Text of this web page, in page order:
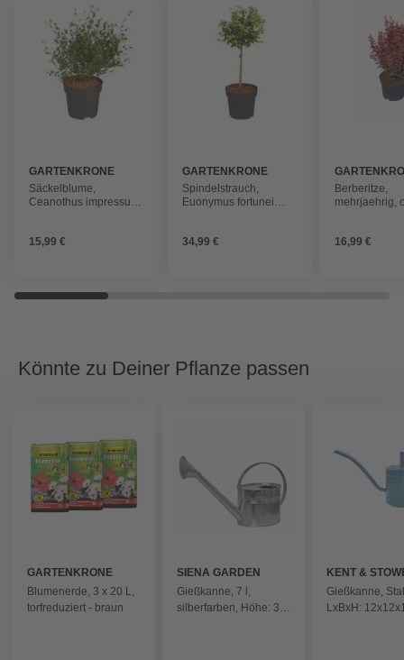
GARTENKRONE
Säckelblume,
Ceanothus impressus
15,99 €
GARTENKRONE
Spindelstrauch,
Euonymus fortunei
34,99 €
Berberitze,
mehrjaehrig,
16,99 €
Könnte zu Deiner Pflanze passen
GARTENKRONE
Blumenerde, 3 x 20 L,
torfreduziert - braun
SIENA GARDEN
Gießkanne, 7 l,
silberfarben, Höhe: 32
KENT &
Gießkanne,
LxBxH: